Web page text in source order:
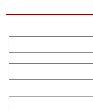
مدوَّنات
أبراج
سيارات